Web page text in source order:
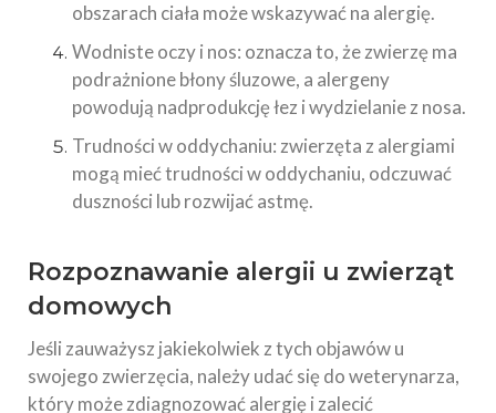
obszarach ciała może wskazywać na alergię.
Wodniste oczy i nos: oznacza to, że zwierzę ma
podrażnione błony śluzowe, a alergeny
powodują nadprodukcję łez i wydzielanie z nosa.
Trudności w oddychaniu: zwierzęta z alergiami
mogą mieć trudności w oddychaniu, odczuwać
duszności lub rozwijać astmę.
Rozpoznawanie alergii u zwierząt
domowych
Jeśli zauważysz jakiekolwiek z tych objawów u
swojego zwierzęcia, należy udać się do weterynarza,
który może zdiagnozować alergię i zalecić